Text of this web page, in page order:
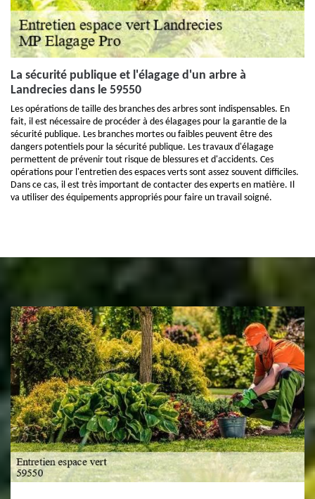
La sécurité publique et l'élagage d'un arbre à
Landrecies dans le 59550
Les opérations de taille des branches des arbres sont indispensables. En
fait, il est nécessaire de procéder à des élagages pour la garantie de la
sécurité publique. Les branches mortes ou faibles peuvent être des
dangers potentiels pour la sécurité publique. Les travaux d'élagage
permettent de prévenir tout risque de blessures et d'accidents. Ces
opérations pour l'entretien des espaces verts sont assez souvent difficiles.
Dans ce cas, il est très important de contacter des experts en matière. Il
va utiliser des équipements appropriés pour faire un travail soigné.